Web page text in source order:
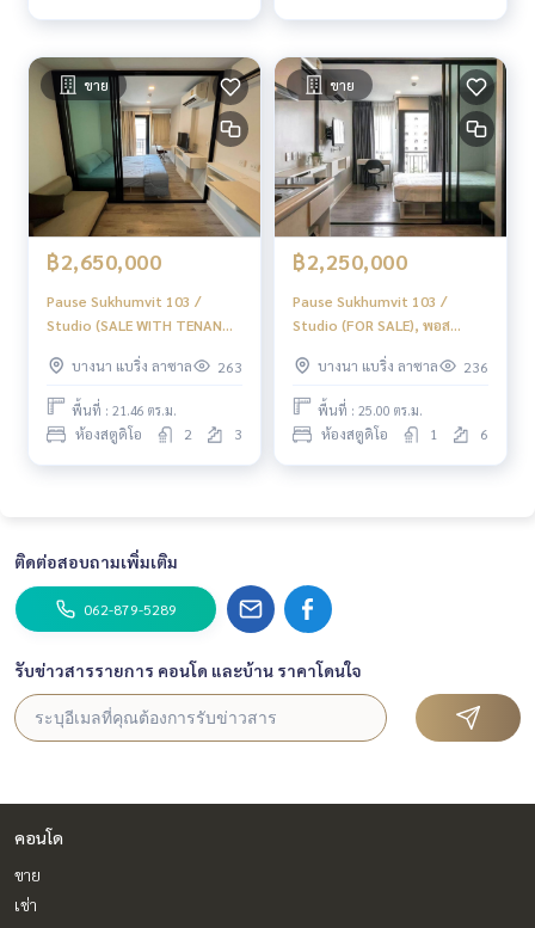
ขาย
฿2,650,000
Pause Sukhumvit 103 /
Studio (SALE WITH TENANT),
พร้อมผู้เช่า) PANG068
บางนา แบริ่ง ลาซาล 263
พื้นที่ : 21.46 ตร.ม.
ห้องสตูดิโอ 2 3
ขาย
฿2,250,000
Pause Sukhumvit 103 /
Studio (FOR SALE), พอส
PANG065
บางนา แบริ่ง ลาซาล 236
พื้นที่ : 25.00 ตร.ม.
ห้องสตูดิโอ 1 6
ติดต่อสอบถามเพิ่มเติม
062-879-5289
รับข่าวสารรายการ คอนโด และบ้าน ราคาโดนใจ
คอนโด
ขาย
เช่า